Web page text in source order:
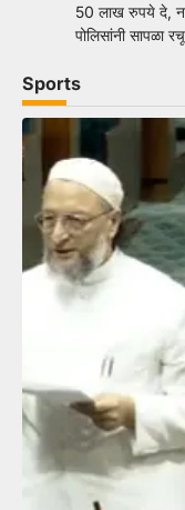
50 लाख रुपये दे,
पोलिसांनी सापळा
Sports